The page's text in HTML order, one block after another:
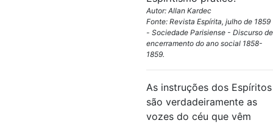
Autor: Allan Kardec
Fonte: Revista Espírita, julho de 1859
- Sociedade Parisiense - Discurso de
encerramento do ano social 1858-
1859.
As instruções dos Espíritos
são verdadeiramente as
vozes do céu que vêm